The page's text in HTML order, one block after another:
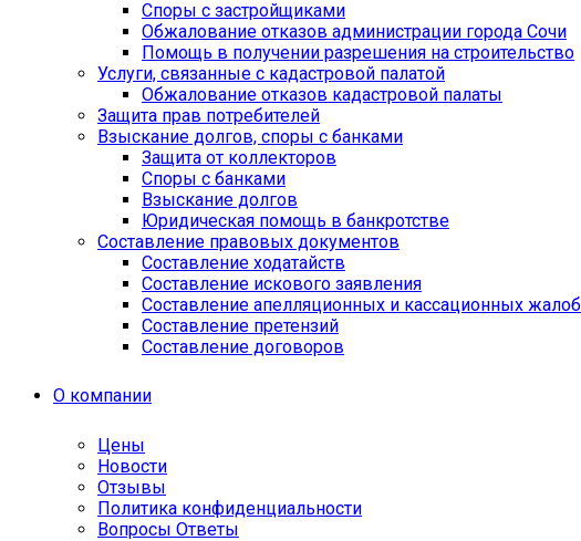
Споры с застройщиками
Обжалование отказов администрации города Сочи
Помощь в получении разрешения на строительство
Услуги, связанные с кадастровой палатой
Обжалование отказов кадастровой палаты
Защита прав потребителей
Взыскание долгов, споры с банками
Защита от коллекторов
Споры с банками
Взыскание долгов
Юридическая помощь в банкротстве
Составление правовых документов
Составление ходатайств
Составление искового заявления
Составление апелляционных и кассационных жалоб
Cоставление претензий
Составление договоров
О компании
Цены
Новости
Отзывы
Политика конфиденциальности
Вопросы Ответы